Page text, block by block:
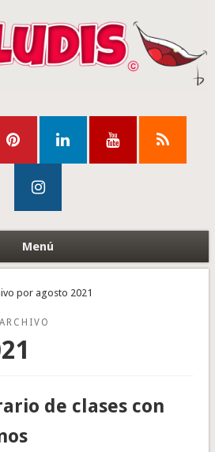
Menú
por agosto 2021
de clases con